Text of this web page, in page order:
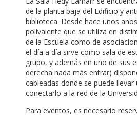
de la planta baja del Edificio y
biblioteca. Desde hace unos
polivalente que se utiliza en
de la Escuela como de
el día a día sirve como sala de
grupo, y además en uno de sus
derecha nada más entrar)
cableadas donde se puede
conectarlo a la red de la
Para eventos, es necesario